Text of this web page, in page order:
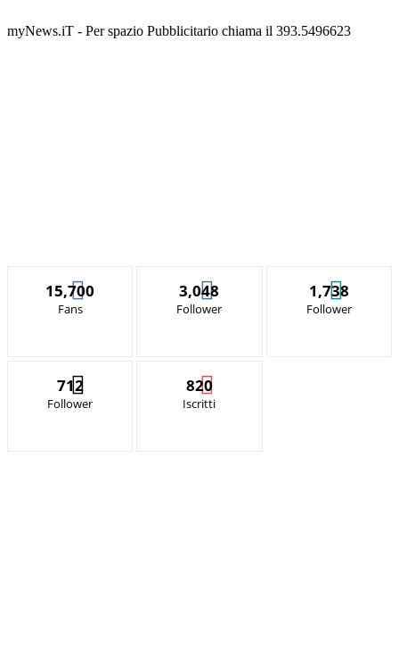
myNews.iT - Per spazio Pubblicitario chiama il 393.5496623
15,700
Fans
3,048
Follower
1,738
Follower
712
Follower
820
Iscritti